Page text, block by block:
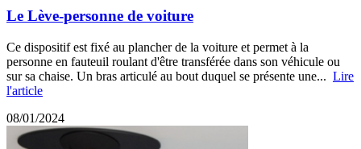
Le Lève-personne de voiture
Ce dispositif est fixé au plancher de la voiture et permet à la
personne en fauteuil roulant d'être transférée dans son véhicule ou
sur sa chaise. Un bras articulé au bout duquel se présente une... Lire
l'article
08/01/2024